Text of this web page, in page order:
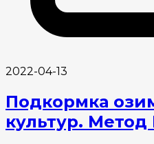
2022-04-13
Подкормка
культур. Метод